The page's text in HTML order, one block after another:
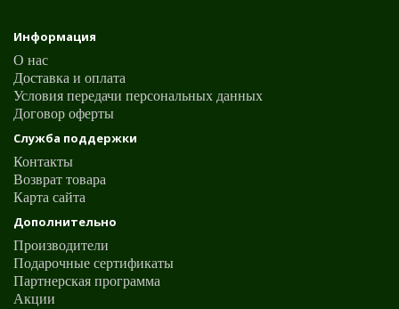
Информация
О нас
Доставка и оплата
Условия передачи персональных данных
Договор оферты
Служба поддержки
Контакты
Возврат товара
Карта сайта
Дополнительно
Производители
Подарочные сертификаты
Партнерская программа
Акции